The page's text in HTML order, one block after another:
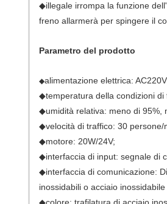
◆illegale irrompa la funzione
freno allarmerà per spingere il
Parametro del prodotto
◆alimentazione elettrica:
◆temperatura della condizioni
◆umidità relativa: meno di 95%,
◆velocità di traffico: 30 persone/
◆motore: 20W/24V;
◆interfaccia di input: segnale di
◆interfaccia di comunicazione:
inossidabili o acciaio inossidabile